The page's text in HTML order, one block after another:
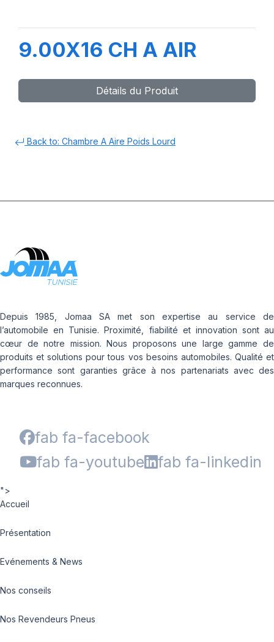
9.00X16 CH A AIR
Détails du Produit
Back to: Chambre A Aire Poids Lourd
Depuis 1985, Jomaa SA met son expertise au service de
l’automobile en Tunisie. Proximité, fiabilité et innovation sont au
cœur de notre mission. Nous proposons une large gamme de
produits et solutions pour tous vos besoins automobiles. Qualité et
performance sont garanties grâce à nos partenariats avec des
marques reconnues.
fab fa-facebook
fab fa-youtube
fab fa-linkedin
">
Accueil
Présentation
Evénements & News
Nos conseils
Nos Revendeurs Pneus